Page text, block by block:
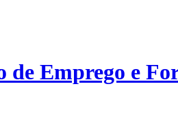
Emprego e